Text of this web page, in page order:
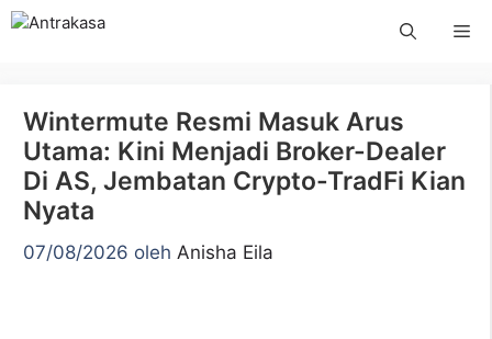
Langsung
Wintermute Resmi Masuk Arus
Utama: Kini Menjadi Broker-Dealer
Di AS, Jembatan Crypto-TradFi Kian
Nyata
07/08/2026 oleh Anisha Eila